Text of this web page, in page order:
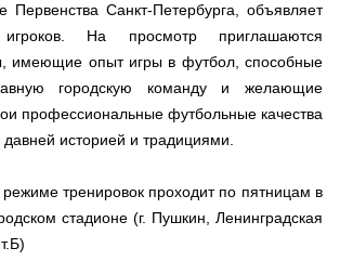
Первенства Санкт-Петербурга, объявляет
На просмотр приглашаются
имеющие опыт игры в футбол, способные
городскую команду и желающие
профессиональные футбольные качества
историей и традициями.
тренировок проходит по пятницам в
стадионе (г. Пушкин, Ленинградская